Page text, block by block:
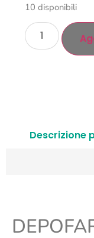
10 disponibili
Descrizione